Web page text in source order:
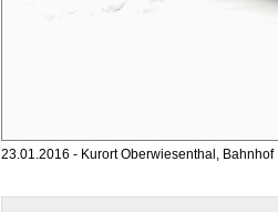
23.01.2016 - Kurort Oberwiesenthal, Bahnhof